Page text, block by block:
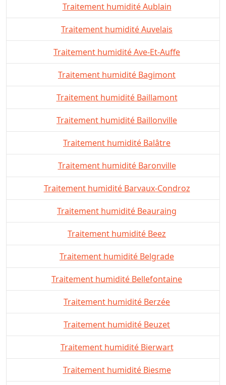
Traitement humidité Aublain
Traitement humidité Auvelais
Traitement humidité Ave-Et-Auffe
Traitement humidité Bagimont
Traitement humidité Baillamont
Traitement humidité Baillonville
Traitement humidité Balâtre
Traitement humidité Baronville
Traitement humidité Barvaux-Condroz
Traitement humidité Beauraing
Traitement humidité Beez
Traitement humidité Belgrade
Traitement humidité Bellefontaine
Traitement humidité Berzée
Traitement humidité Beuzet
Traitement humidité Bierwart
Traitement humidité Biesme